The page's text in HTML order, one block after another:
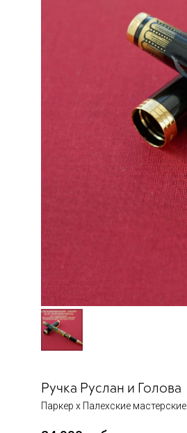
Ручка Руслан и Голова
Паркер х Палехские мастерские